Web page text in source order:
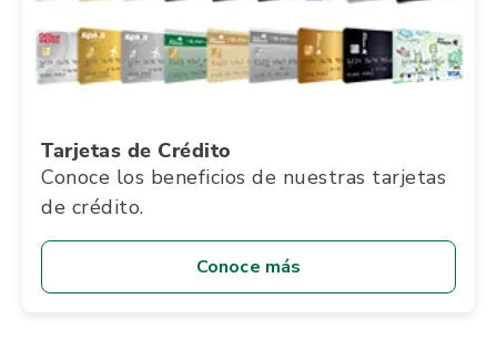
Tarjetas de Crédito
Conoce los beneficios de nuestras tarjetas
de crédito.
Conoce más